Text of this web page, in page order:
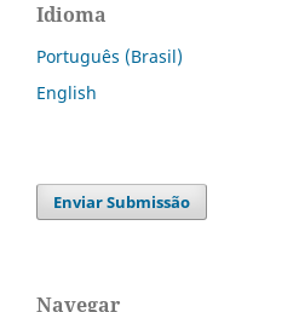
Idioma
Português (Brasil)
English
Enviar Submissão
Navegar